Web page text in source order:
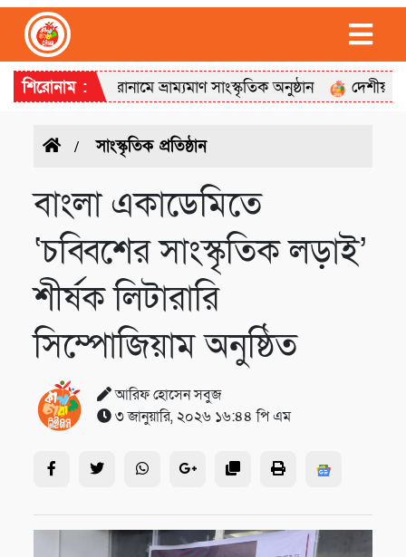
শিরোনাম :
গান’ শিরোনামে ভ্রাম্যমাণ সাংস্কৃতিক অনুষ্ঠান দেশীয়, বগুড়া
সাংস্কৃতিক প্রতিষ্ঠান
বাংলা একাডেমিতে
‘চব্বিশের সাংস্কৃতিক লড়াই’
শীর্ষক লিটারারি
সিম্পোজিয়াম অনুষ্ঠিত
আরিফ হোসেন সবুজ
৩ জানুয়ারি, ২০২৬ ১৬:৪৪ পি এম